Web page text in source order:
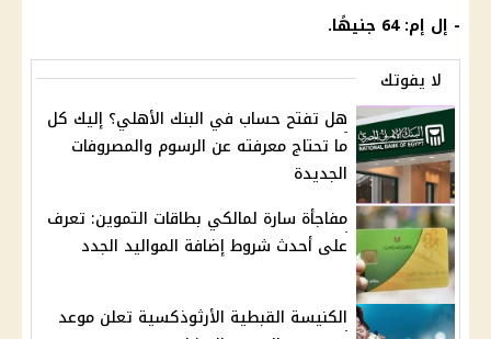
- إل إم: 64 جنيهًا.
لا يفوتك
هل تفتح حساب في البنك الأهلي؟ إليك كل
ما تحتاج معرفته عن الرسوم والمصروفات
الجديدة
مفاجأة سارة لمالكي بطاقات التموين: تعرف
على أحدث شروط إضافة المواليد الجدد
الكنيسة القبطية الأرثوذكسية تعلن موعد